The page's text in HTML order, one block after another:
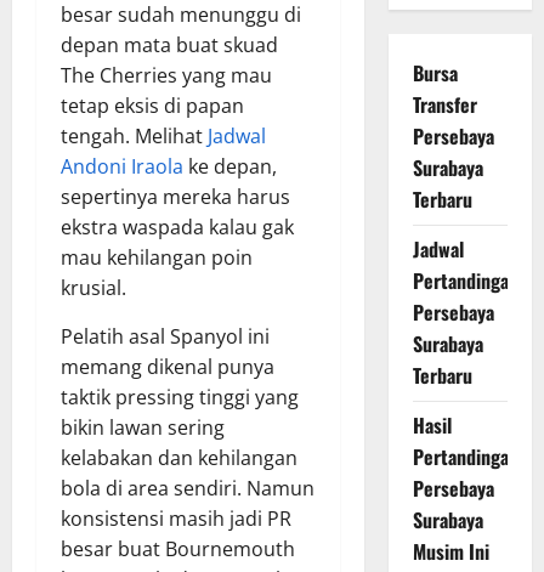
besar sudah menunggu di
depan mata buat skuad
The Cherries yang mau
tetap eksis di papan
tengah. Melihat Jadwal
Andoni Iraola ke depan,
sepertinya mereka harus
ekstra waspada kalau gak
mau kehilangan poin
krusial.
Pelatih asal Spanyol ini
memang dikenal punya
taktik pressing tinggi yang
bikin lawan sering
kelabakan dan kehilangan
bola di area sendiri. Namun
konsistensi masih jadi PR
besar buat Bournemouth
Bursa
Transfer
Persebaya
Surabaya
Terbaru
Jadwal
Pertandingan
Persebaya
Surabaya
Terbaru
Hasil
Pertandingan
Persebaya
Surabaya
Musim Ini